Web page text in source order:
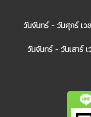
วันจันทร์ - วันศุกร์ เว
วันจันทร์ - วันเสาร์